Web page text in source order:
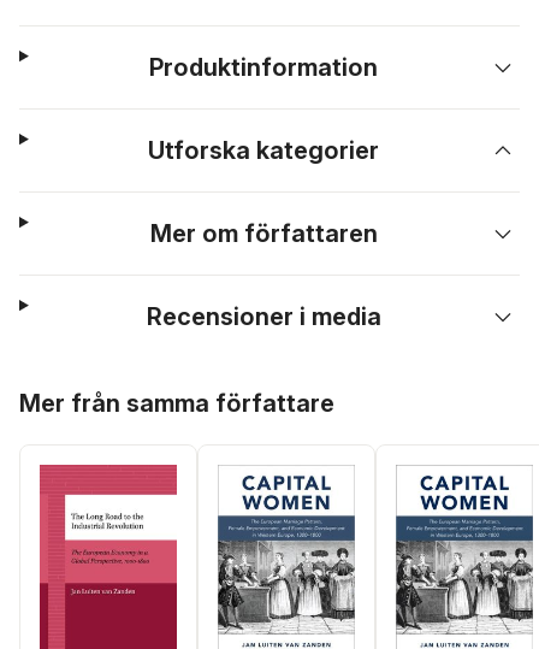
Produktinformation
Utforska kategorier
Mer om författaren
Recensioner i media
Mer från samma författare